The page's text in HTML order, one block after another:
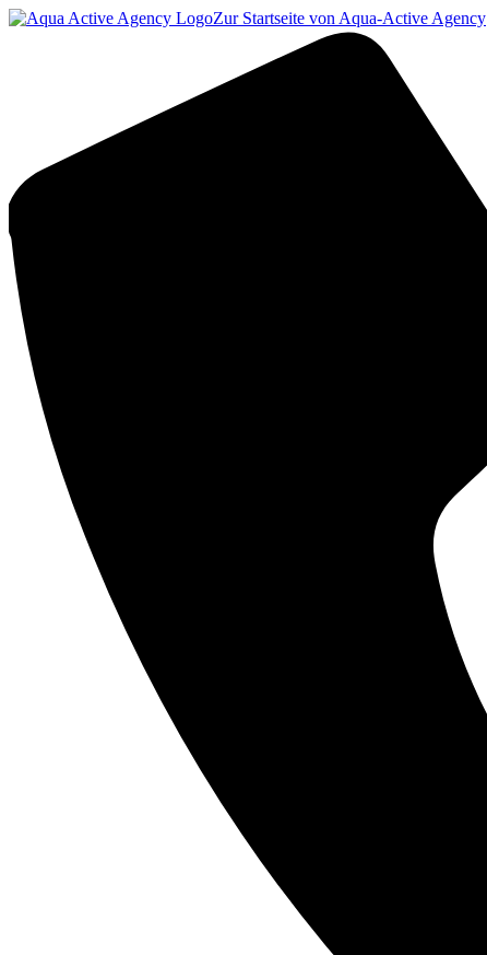
Zur Startseite von Aqua-Active Agency